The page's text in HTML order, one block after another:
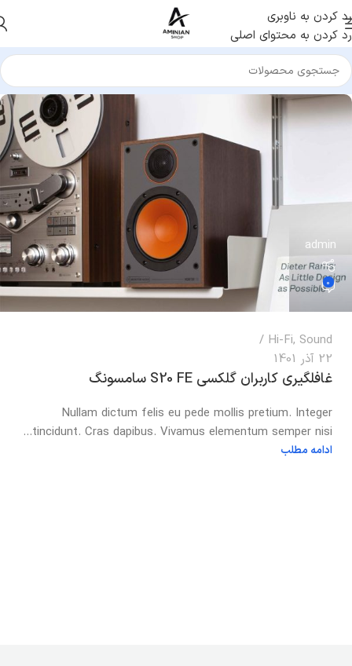
رد کردن به ناوبری
رد کردن به محتوای اصلی
admin
0
Hi-Fi, Sound
22 آذر 1401
غافلگیری کاربران گلکسی S20 FE سامسونگ
Nullam dictum felis eu pede mollis pretium. Integer
tincidunt. Cras dapibus. Vivamus elementum semper nisi...
ادامه مطلب